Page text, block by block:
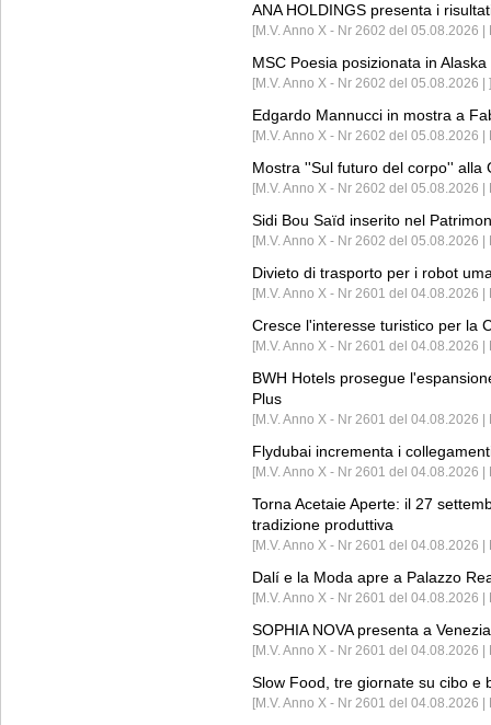
ANA HOLDINGS presenta i
[M.V. Anno X - Nr 2602 del 05.08.2026
MSC Poesia posizionata in
[M.V. Anno X - Nr 2602 del 05.08.2026 | ]
Edgardo Mannucci in mostra a
[M.V. Anno X - Nr 2602 del 05.08.2026 |
Mostra ''Sul futuro del corpo'' alla
[M.V. Anno X - Nr 2602 del 05.08.2026
Sidi Bou Saïd inserito nel
[M.V. Anno X - Nr 2602 del 05.08.2026
Divieto di trasporto per i robot
[M.V. Anno X - Nr 2601 del 04.08.2026
Cresce l'interesse turistico per la
[M.V. Anno X - Nr 2601 del 04.08.2026 |
BWH Hotels prosegue
Plus
[M.V. Anno X - Nr 2601 del 04.08.2026 |
Flydubai incrementa i
[M.V. Anno X - Nr 2601 del 04.08.2026 |
Torna Acetaie Aperte: il 27
tradizione produttiva
[M.V. Anno X - Nr 2601 del 04.08.2026 |
Dalí e la Moda apre a Palazzo
[M.V. Anno X - Nr 2601 del 04.08.2026 |
SOPHIA NOVA presenta a
[M.V. Anno X - Nr 2601 del 04.08.2026
Slow Food, tre giornate su cibo e
[M.V. Anno X - Nr 2601 del 04.08.2026 |